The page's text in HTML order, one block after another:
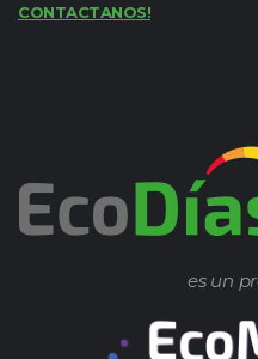
CONTACTANOS!
es un